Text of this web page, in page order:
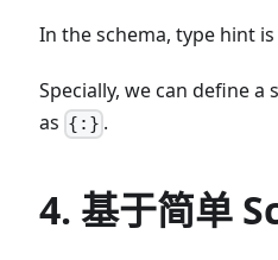
In the schema, type hint is
Specially, we can define
as {:} .
4. 基于简单